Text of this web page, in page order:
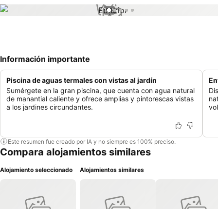
1 / 5
Información importante
Piscina de aguas termales con vistas al jardín
Sumérgete en la gran piscina, que cuenta con agua natural
de manantial caliente y ofrece amplias y pintorescas vistas
a los jardines circundantes.
Este resumen fue creado por IA y no siempre es 100% preciso.
Compara alojamientos similares
Alojamiento seleccionado Alojamientos similares